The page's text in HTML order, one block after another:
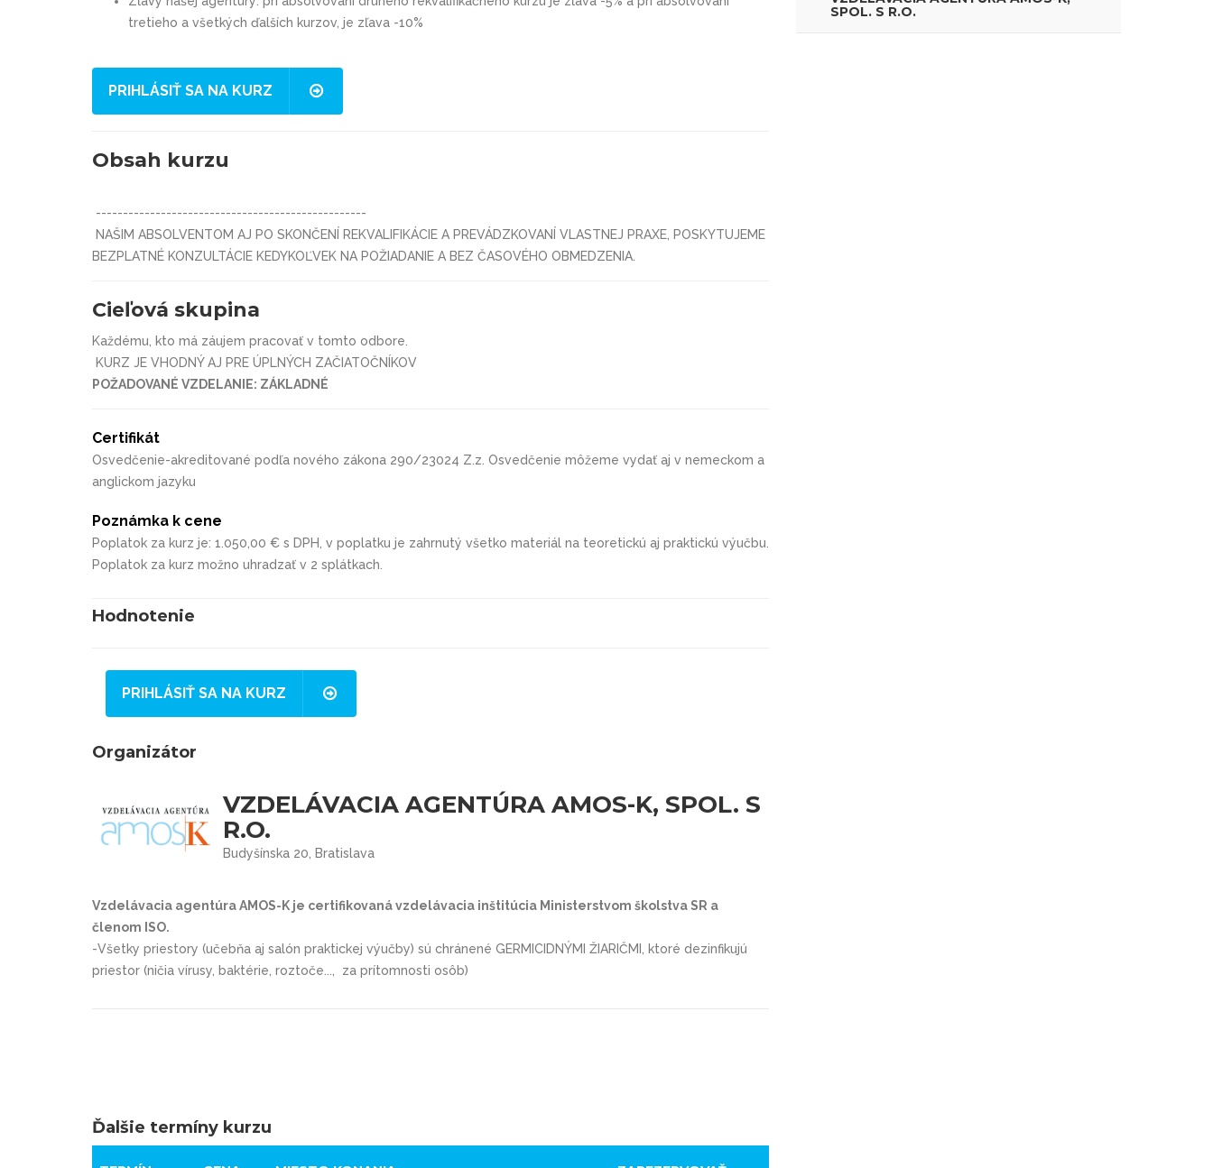
tretieho a všetkých ďalších kurzov, je zľava -10%
PRIHLÁSIŤ SA NA KURZ
Obsah kurzu
--------------------------------------------------
NAŠIM ABSOLVENTOM AJ PO SKONČENÍ REKVALIFIKÁCIE A PREVÁDZKOVANÍ VLASTNEJ PRAXE, POSKYTUJEME
BEZPLATNÉ KONZULTÁCIE KEDYKOĽVEK NA POŽIADANIE A BEZ ČASOVÉHO OBMEDZENIA.
Cieľová skupina
Každému, kto má záujem pracovať v tomto odbore.
KURZ JE VHODNÝ AJ PRE ÚPLNÝCH ZAČIATOČNÍKOV
POŽADOVANÉ VZDELANIE: ZÁKLADNÉ
Certifikát
Osvedčenie-akreditované podľa nového zákona 290/23024 Z.z. Osvedčenie môžeme vydať aj v nemeckom a
anglickom jazyku
Poznámka k cene
Poplatok za kurz je: 1.050,00 € s DPH, v poplatku je zahrnutý všetko materiál na teoretickú aj praktickú výučbu.
Poplatok za kurz možno uhradzať v 2 splátkach.
Hodnotenie
PRIHLÁSIŤ SA NA KURZ
Organizátor
VZDELÁVACIA AGENTÚRA AMOS-K, SPOL. S
R.O.
Budyšínska 20, Bratislava
Vzdelávacia agentúra AMOS-K je certifikovaná vzdelávacia inštitúcia Ministerstvom školstva SR a
členom ISO.
-Všetky priestory (učebňa aj salón praktickej výučby) sú chránené GERMICIDNÝMI ŽIARIČMI, ktoré dezinfikujú
priestor (ničia vírusy, baktérie, roztoče..., za prítomnosti osôb)
Ďalšie termíny kurzu
SPOL. S R.O.